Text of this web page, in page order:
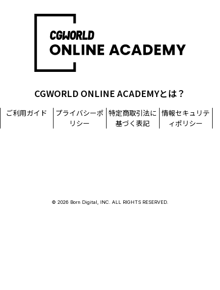
CGWORLD ONLINE ACADEMYとは？
ご利用ガイド
プライバシーポ
リシー
特定商取引法に
基づく表記
情報セキュリテ
ィポリシー
© 2026 Born Digital, INC. ALL RIGHTS RESERVED.